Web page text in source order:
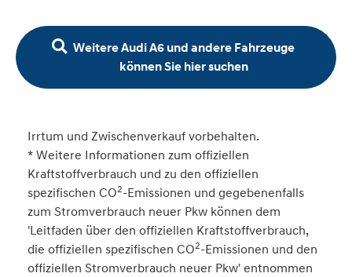
Weitere Audi A6 und andere Fahrzeuge
können Sie hier suchen
Irrtum und Zwischenverkauf vorbehalten.
* Weitere Informationen zum offiziellen
Kraftstoffverbrauch und zu den offiziellen
spezifischen CO2-Emissionen und gegebenenfalls
zum Stromverbrauch neuer Pkw können dem
'Leitfaden über den offiziellen Kraftstoffverbrauch,
die offiziellen spezifischen CO2-Emissionen und den
offiziellen Stromverbrauch neuer Pkw' entnommen